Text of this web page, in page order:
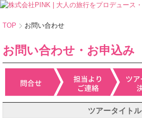
TOP お問い合わせ
お問い合わせ・お申込み
ツアータイトル